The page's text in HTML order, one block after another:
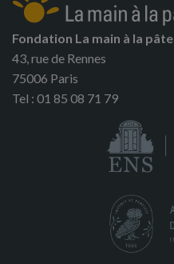
Fondation La main à la pâte
43, rue de Rennes
75006 Paris
Tel : 01 85 08 71 79